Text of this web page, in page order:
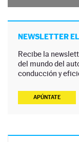
NEWSLETTER EL
Recibe la
del mundo del
conducción y
APÚNTATE